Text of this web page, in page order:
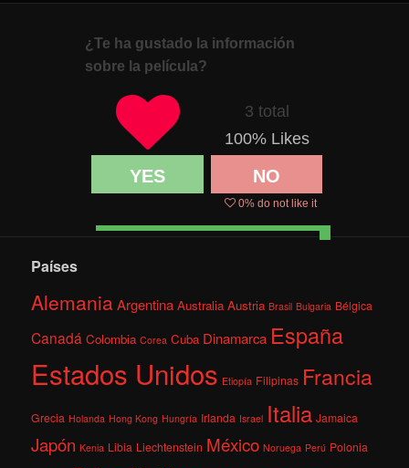
¿Te ha gustado la información
sobre la película?
3 total
100% Likes
YES NO
0% do not like it
Países
AlemaniaArgentina Australia Austria Brasil Bulgaria Bélgica
Canadá Colombia Corea Cuba Dinamarca España
Estados Unidos Etiopía Filipinas Francia
Grecia Holanda Hong Kong Hungría Irlanda Israel Italia Jamaica
Japón Kenia Libia Liechtenstein México Noruega Perú Polonia